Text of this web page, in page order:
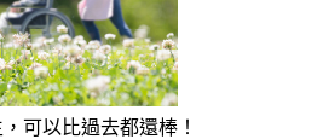
可以比過去都還棒！